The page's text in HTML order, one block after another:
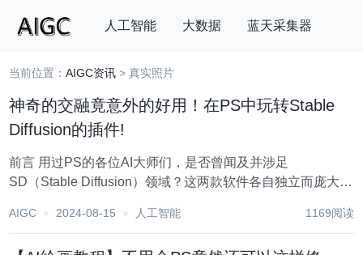
人工智能 大数据 蓝天采集器
搜索
当前位置：AIGC资讯 > 真实照片
神奇的交融竟意外的好用！在PS中玩转Stable
Diffusion的插件!
前言 用过PS的各位AI大师们，是否曾闻及并涉足
SD（Stable Diffusion）领域？这两款软件各自独立而庞大，
控的AI软件。 一、插件介绍 在设计师的创作中，PS几乎是
AIGC 2024-08-15 人工智能 1169阅读